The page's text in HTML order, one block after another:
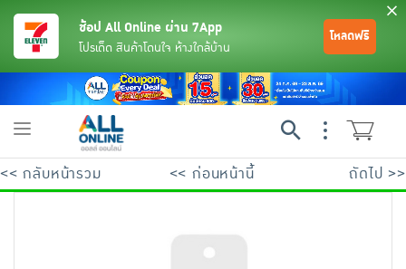
ช้อป All Online ผ่าน 7App
โปรเด็ด สินค้าโดนใจ ห้างใกล้บ้าน
โหลดฟรี
Toggle
<< กลับหน้ารวม << ก่อนหน้านี้ ถัดไป >>